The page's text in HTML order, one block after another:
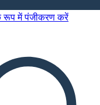
रूप में पंजीकरण करें
करें
सुनाओ